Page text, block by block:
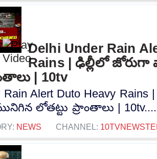
Delhi Under Rain
Rains | ఢిల్లీలో
| 10tv
Rain Alert Duto Heavy
లోతట్టు ప్రాంతాలు |
NEWS CHANNEL: